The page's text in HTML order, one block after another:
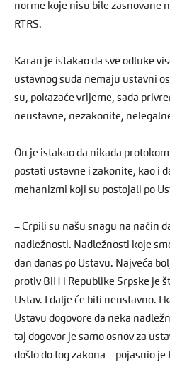
norme koje nisu bile zasnovane
RTRS.
Karan je istakao da sve odluke
ustavnog suda nemaju ustavni
su, pokazaće vrijeme, sada
neustavne, nezakonite,
On je istakao da nikada
postati ustavne i zakonite, kao i
mehanizmi koji su postojali po
– Crpili su našu snagu na način
nadležnosti. Nadležnosti koje
dan danas po Ustavu. Najveća
protiv BiH i Republike Srpske je
Ustav. I dalje će biti neustavno. I
Ustavu dogovore da neka
taj dogovor je samo osnov za
došlo do tog zakona – pojasnio je